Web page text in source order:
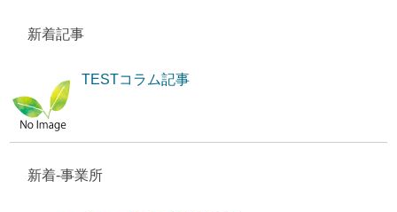
新着記事
TESTコラム記事
新着-事業所